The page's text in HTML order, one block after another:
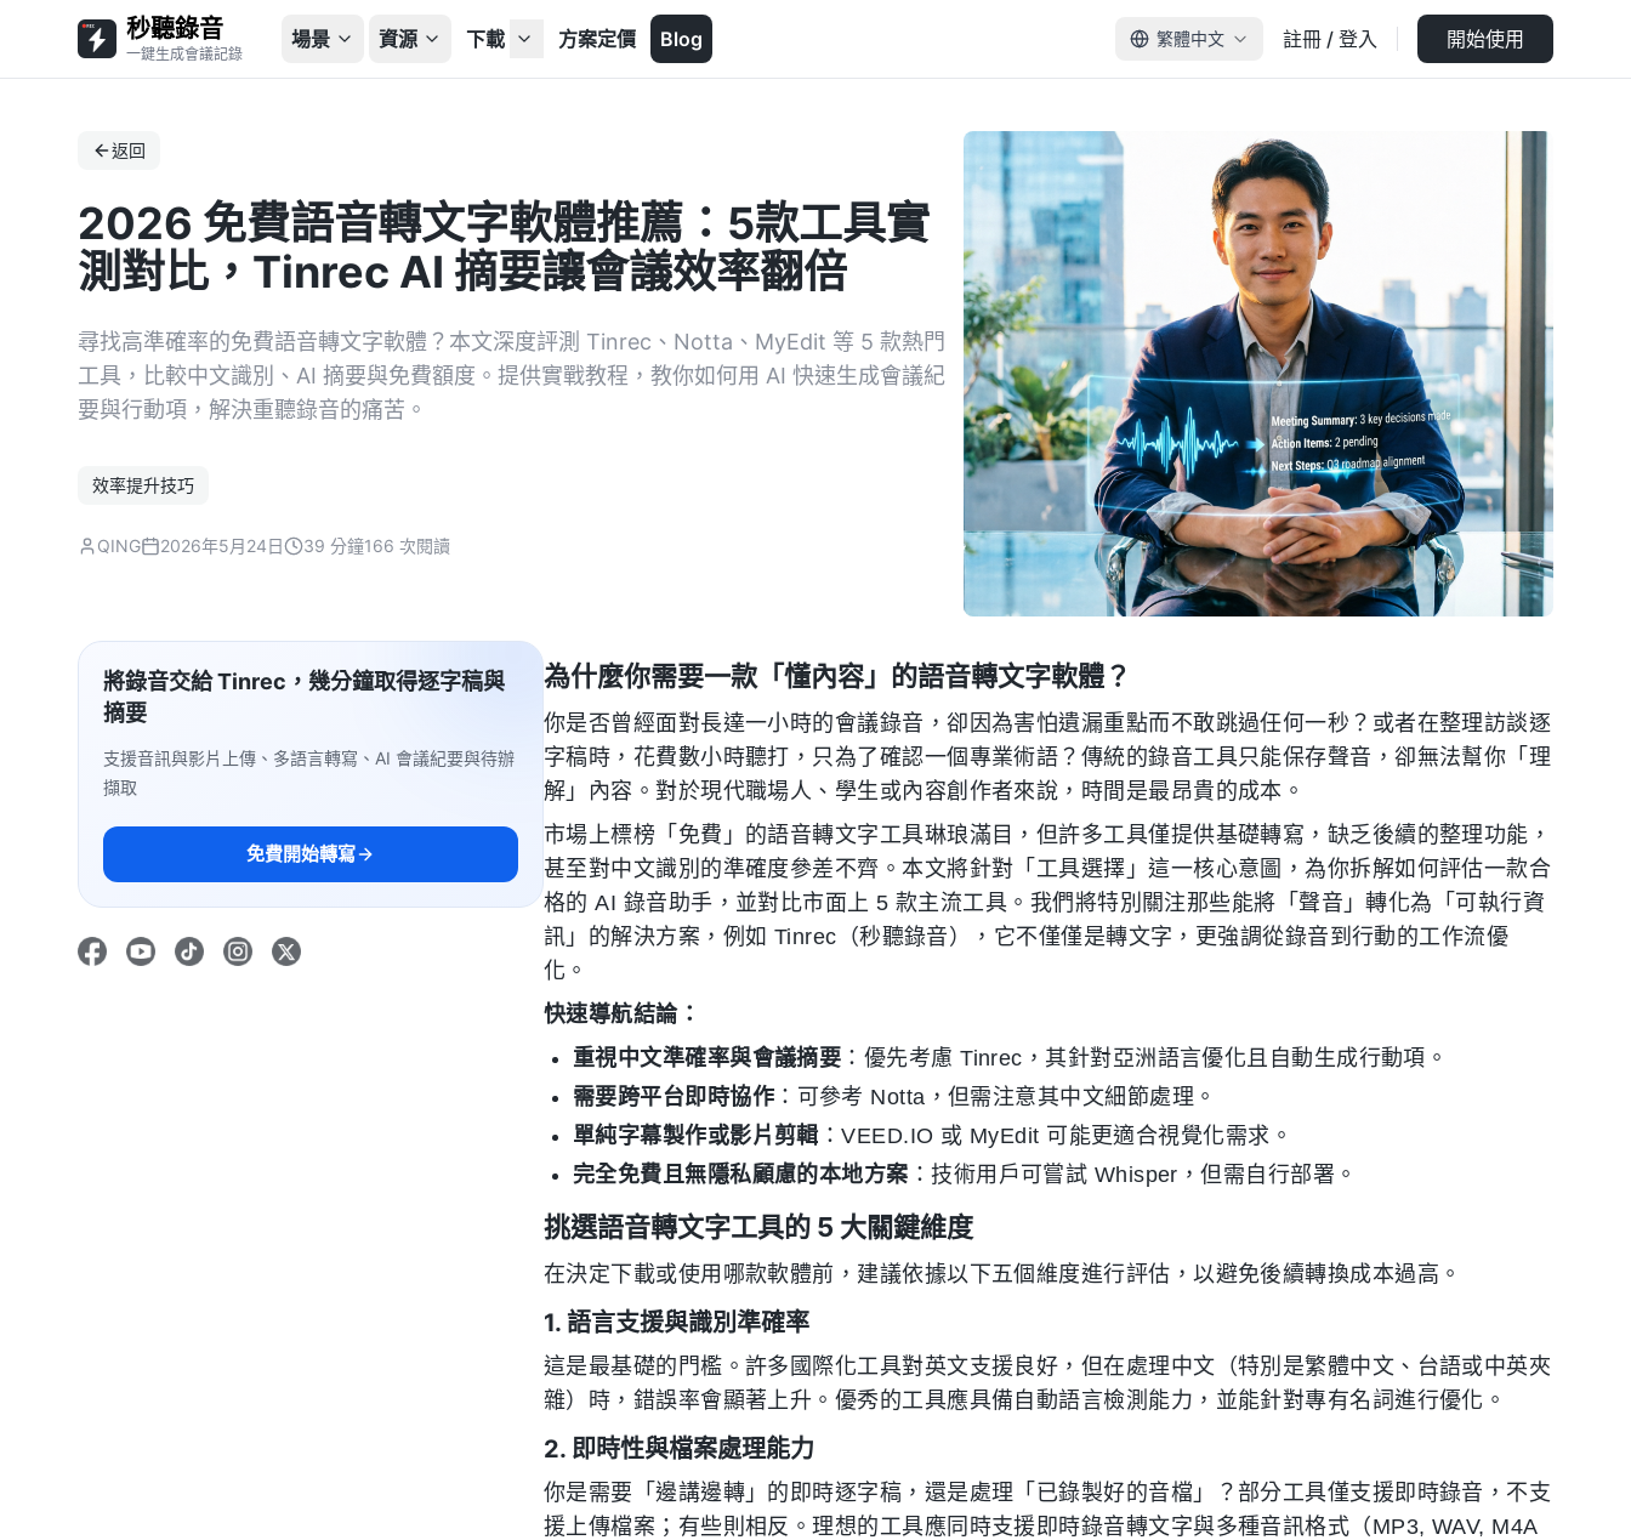
秒聽錄音
一鍵生成會議記錄
場景 資源 下載 方案定價 Blog 繁體中文 註冊 / 登入 開始使用
返回
2026 免費語音轉文字軟體推薦：5款工具實
測對比，Tinrec AI 摘要讓會議效率翻倍
尋找高準確率的免費語音轉文字軟體？本文深度評測 Tinrec、Notta、MyEdit 等 5 款熱門
工具，比較中文識別、AI 摘要與免費額度。提供實戰教程，教你如何用 AI 快速生成會議紀
要與行動項，解決重聽錄音的痛苦。
效率提升技巧
QING 2026年5月24日 39 分鐘166 次閱讀
將錄音交給 Tinrec，幾分鐘取得逐字稿與
摘要
支援音訊與影片上傳、多語言轉寫、AI 會議紀要與待辦
擷取
免費開始轉寫
為什麼你需要一款「懂內容」的語音轉文字軟體？
你是否曾經面對長達一小時的會議錄音，卻因為害怕遺漏重點而不敢跳過任何一秒？或者在整理訪談逐
字稿時，花費數小時聽打，只為了確認一個專業術語？傳統的錄音工具只能保存聲音，卻無法幫你「理
解」內容。對於現代職場人、學生或內容創作者來說，時間是最昂貴的成本。
市場上標榜「免費」的語音轉文字工具琳琅滿目，但許多工具僅提供基礎轉寫，缺乏後續的整理功能，
甚至對中文識別的準確度參差不齊。本文將針對「工具選擇」這一核心意圖，為你拆解如何評估一款合
格的 AI 錄音助手，並對比市面上 5 款主流工具。我們將特別關注那些能將「聲音」轉化為「可執行資
訊」的解決方案，例如 Tinrec（秒聽錄音），它不僅僅是轉文字，更強調從錄音到行動的工作流優
化。
快速導航結論：
重視中文準確率與會議摘要 ：優先考慮 Tinrec，其針對亞洲語言優化且自動生成行動項。
需要跨平台即時協作 ：可參考 Notta，但需注意其中文細節處理。
單純字幕製作或影片剪輯 ：VEED.IO 或 MyEdit 可能更適合視覺化需求。
完全免費且無隱私顧慮的本地方案 ：技術用戶可嘗試 Whisper，但需自行部署。
挑選語音轉文字工具的 5 大關鍵維度
在決定下載或使用哪款軟體前，建議依據以下五個維度進行評估，以避免後續轉換成本過高。
1. 語言支援與識別準確率
這是最基礎的門檻。許多國際化工具對英文支援良好，但在處理中文（特別是繁體中文、台語或中英夾
雜）時，錯誤率會顯著上升。優秀的工具應具備自動語言檢測能力，並能針對專有名詞進行優化。
2. 即時性與檔案處理能力
你是需要「邊講邊轉」的即時逐字稿，還是處理「已錄製好的音檔」？部分工具僅支援即時錄音，不支
援上傳檔案；有些則相反。理想的工具應同時支援即時錄音轉文字與多種音訊格式（MP3, WAV, M4A